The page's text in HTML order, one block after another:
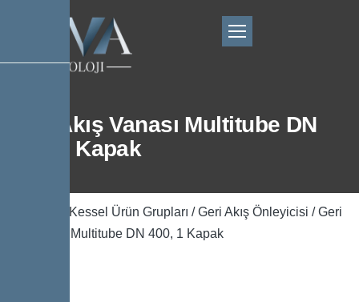
Geri Akış Vanası Multitube DN
400, 1 Kapak
Kessel Ürün Grupları /Geri Akış Önleyicisi / Geri
Akış Vanası Multitube DN 400, 1 Kapak